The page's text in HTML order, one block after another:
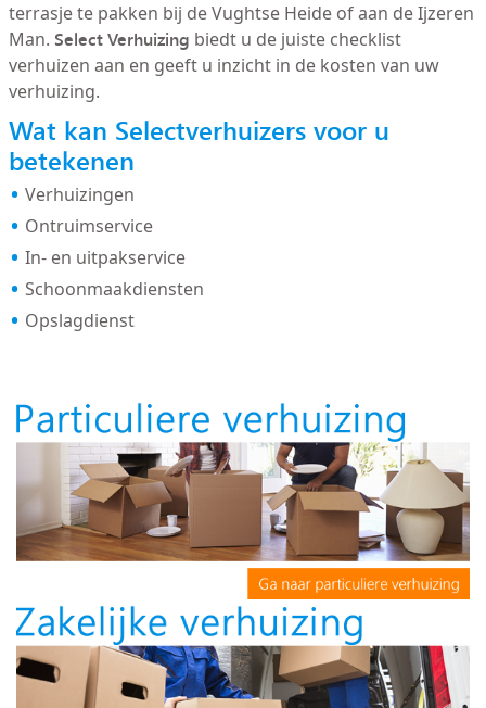
terrasje te pakken bij de Vughtse Heide of aan de Ijzeren
Man. Select Verhuizing biedt u de juiste checklist
verhuizen aan en geeft u inzicht in de kosten van uw
verhuizing.
Wat kan Selectverhuizers voor u
betekenen
Verhuizingen
Ontruimservice
In- en uitpakservice
Schoonmaakdiensten
Opslagdienst